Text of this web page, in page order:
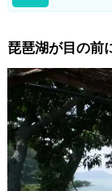
琵琶湖が目の前